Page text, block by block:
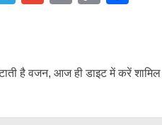
है वजन, आज ही डाइट में करें शामिल